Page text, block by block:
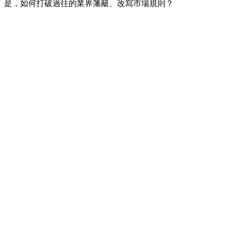
是，如何打破過往的業界藩籬、改寫市場規則？